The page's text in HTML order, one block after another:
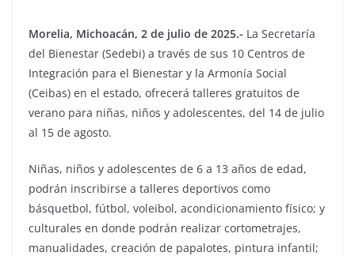
Morelia, Michoacán, 2 de julio de 2025.- La Secretaría
del Bienestar (Sedebi) a través de sus 10 Centros de
Integración para el Bienestar y la Armonía Social
(Ceibas) en el estado, ofrecerá talleres gratuitos de
verano para niñas, niños y adolescentes, del 14 de julio
al 15 de agosto.
Niñas, niños y adolescentes de 6 a 13 años de edad,
podrán inscribirse a talleres deportivos como
básquetbol, fútbol, voleibol, acondicionamiento físico; y
culturales en donde podrán realizar cortometrajes,
manualidades, creación de papalotes, pintura infantil;